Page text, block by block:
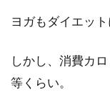
ヨガもダイエッ
しかし、消費カ
等くらい。